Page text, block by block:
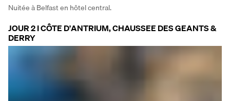
Nuitée à Belfast en hôtel central.
JOUR 2 I CÔTE D'ANTRIUM, CHAUSSEE DES GEANTS &
DERRY